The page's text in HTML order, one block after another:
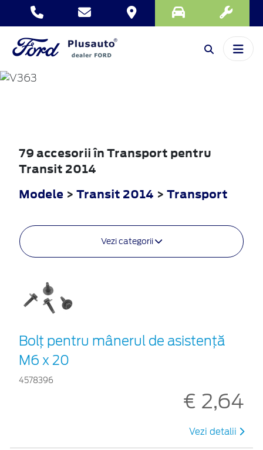
TRANSIT
79 accesorii în Transport pentru
Transit 2014
Modele > Transit 2014 > Transport
Vezi categorii
Bolț pentru mânerul de asistență
M6 x 20
4578396
€ 2,64
Vezi detalii